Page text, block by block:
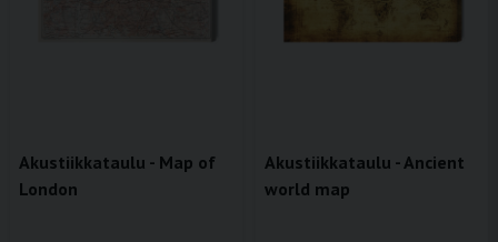
Akustiikkataulu - Map of
London
Akustiikkataulu - Ancient
world map